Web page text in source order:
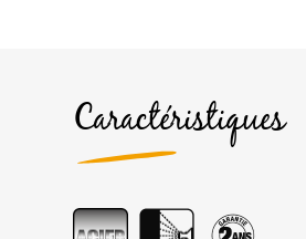
Caractéristiques